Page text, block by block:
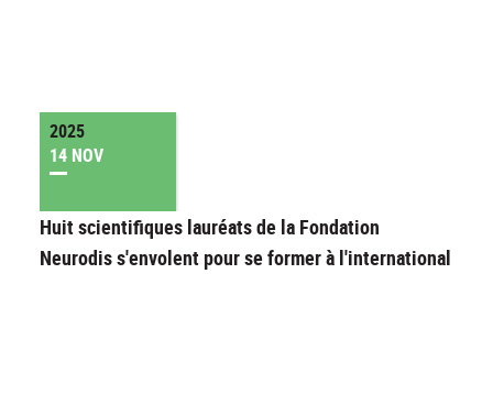
2025
14 NOV
Huit scientifiques lauréats de la Fondation
Neurodis s'envolent pour se former à l'international